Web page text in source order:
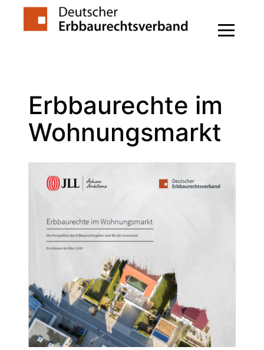
Zum
Erbbaurechte im
Wohnungsmarkt